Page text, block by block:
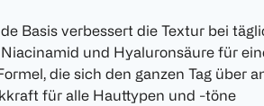
Basis verbessert die Textur bei
und Hyaluronsäure für
die sich den ganzen Tag über
für alle Hauttypen und -töne